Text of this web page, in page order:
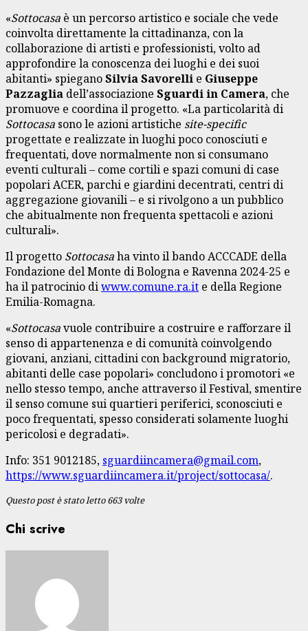
«Sottocasa è un percorso artistico e sociale che vede
coinvolta direttamente la cittadinanza, con la
collaborazione di artisti e professionisti, volto ad
approfondire la conoscenza dei luoghi e dei suoi
abitanti» spieganoSilvia Savorelli e Giuseppe
Pazzaglia dell’associazione Sguardi in Camera, che
promuove e coordina il progetto. «La particolarità di
Sottocasa sono le azioni artistiche site-specific
progettate e realizzate in luoghi poco conosciuti e
frequentati, dove normalmente non si consumano
eventi culturali – come cortili e spazi comuni di case
popolari ACER, parchi e giardini decentrati, centri di
aggregazione giovanili – e si rivolgono a un pubblico
che abitualmente non frequenta spettacoli e azioni
culturali».
Il progetto Sottocasaha vinto il bando ACCCADE della
Fondazione del Monte di Bologna e Ravenna 2024-25 e
ha il patrocinio diwww.comune.ra.it e della Regione
Emilia-Romagna.
«Sottocasavuole contribuire a costruire e rafforzare il
senso di appartenenza e di comunità coinvolgendo
giovani, anziani, cittadini con background migratorio,
abitanti delle case popolari» concludono i promotori «e
nello stesso tempo, anche attraverso il Festival, smentire
il senso comune sui quartieri periferici, sconosciuti e
poco frequentati, spesso considerati solamente luoghi
pericolosi e degradati».
Info: 351 9012185, sguardiincamera@gmail.com,
https://www.sguardiincamera.it/project/sottocasa/.
Questo post è stato letto 663 volte
Chi scrive